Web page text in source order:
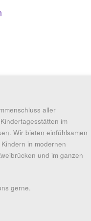
aller
im
Wir bieten einfühlsamen
in modernen
und im ganzen
gerne.